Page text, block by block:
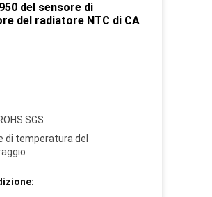
del sensore di
del radiatore NTC di CA
SGS
di temperatura del